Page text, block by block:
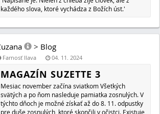
DIGITÁLNA MENA A JEJ
V poslednej dobe sa hovorí o digitálnej mene a o
spustilo aj v Kanade, ktorá bola dlhé roky považovaná
miesto pre život. Moderná a slobodná krajina, dobré a
svete by tam chcel bývať. Rovnako ako aj v iných
Anglicko.